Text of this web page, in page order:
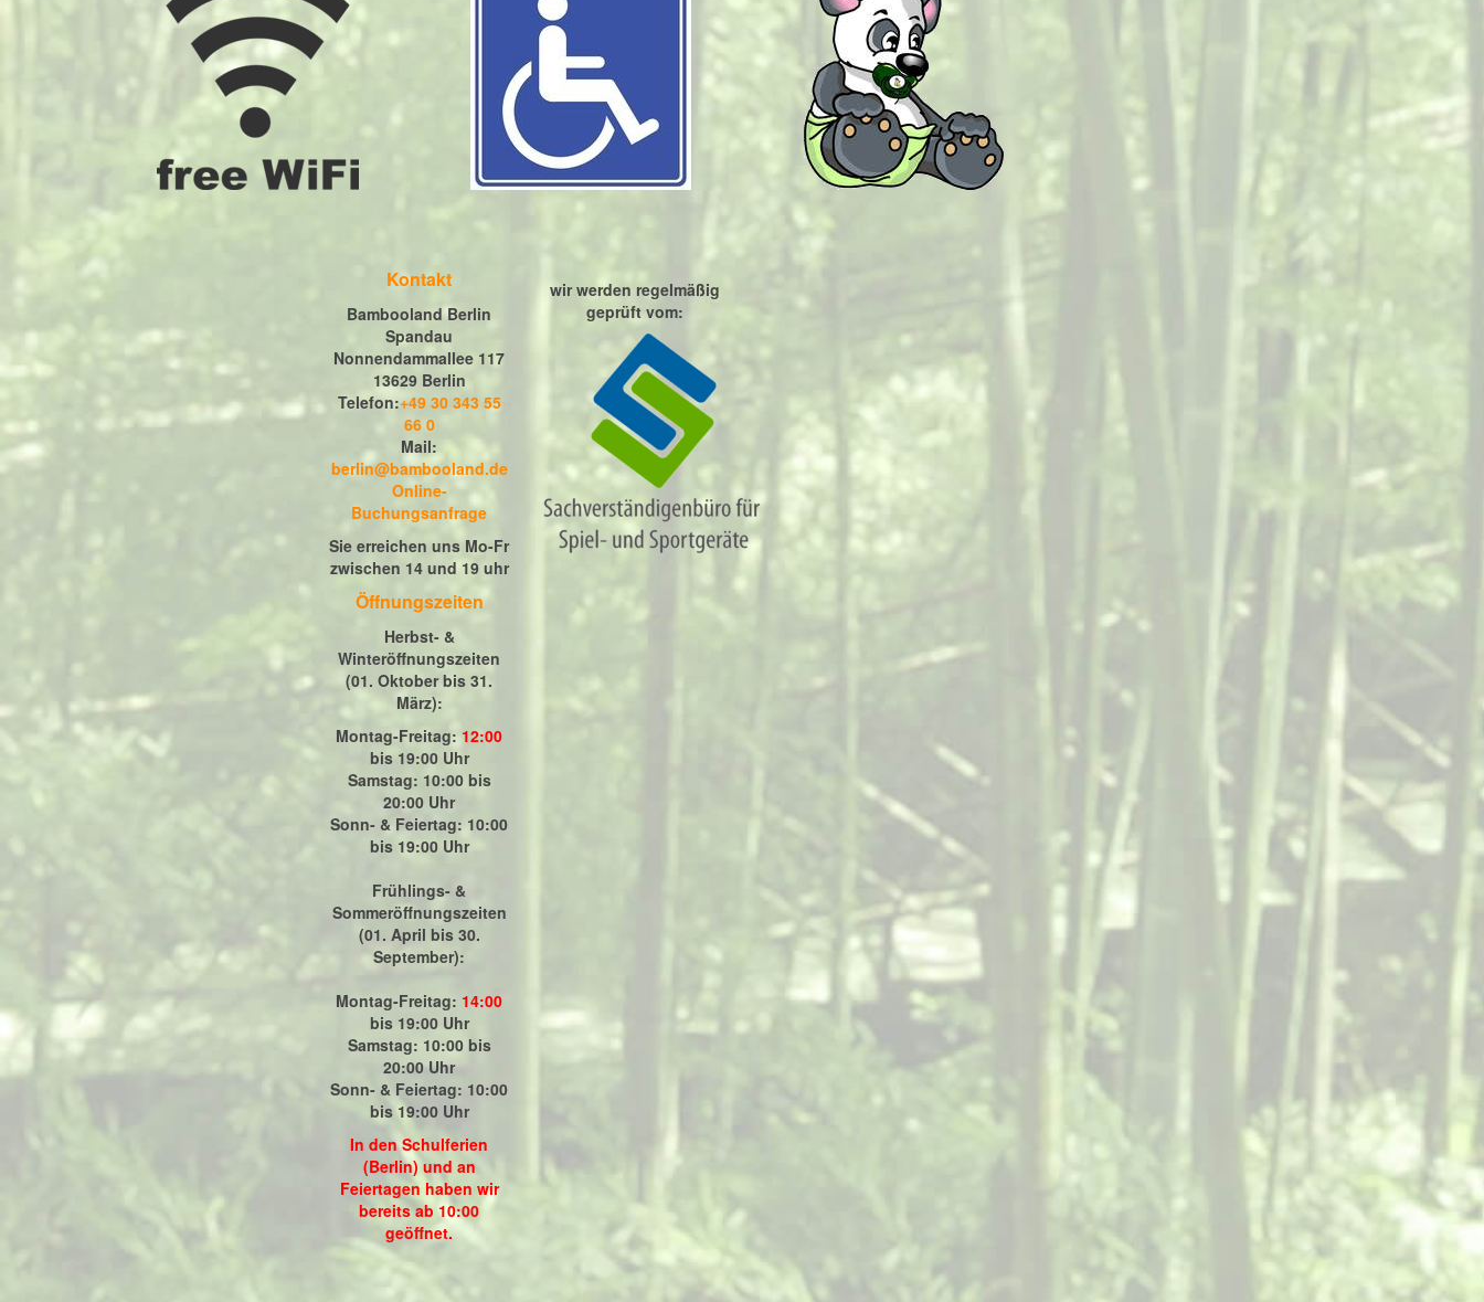
Kontakt
Bambooland Berlin
Spandau
Nonnendammallee 117
13629 Berlin
Telefon:+49 30 343 55
66 0
Mail:
berlin@bambooland.de
Online-
Buchungsanfrage
Sie erreichen uns Mo-Fr
zwischen 14 und 19 uhr
Öffnungszeiten
Herbst- &
Winteröffnungszeiten
(01. Oktober bis 31.
März):
Montag-Freitag: 12:00
bis 19:00 Uhr
Samstag: 10:00 bis
20:00 Uhr
Sonn- & Feiertag: 10:00
bis 19:00 Uhr
Frühlings- &
Sommeröffnungszeiten
(01. April bis 30.
September):
Montag-Freitag: 14:00
bis 19:00 Uhr
Samstag: 10:00 bis
20:00 Uhr
Sonn- & Feiertag: 10:00
bis 19:00 Uhr
In den Schulferien
(Berlin) und an
Feiertagen haben wir
bereits ab 10:00
geöffnet.
wir werden regelmäßig
geprüft vom: